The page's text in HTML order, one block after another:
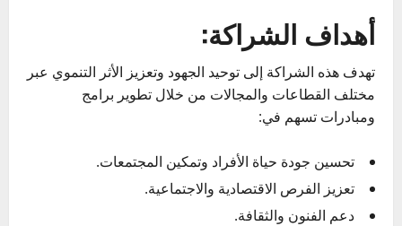
أهداف الشراكة:
تهدف هذه الشراكة إلى توحيد الجهود وتعزيز الأثر التنموي عبر
مختلف القطاعات والمجالات من خلال تطوير برامج
ومبادرات تسهم في:
تحسين جودة حياة الأفراد وتمكين المجتمعات.
تعزيز الفرص الاقتصادية والاجتماعية.
دعم الفنون والثقافة.